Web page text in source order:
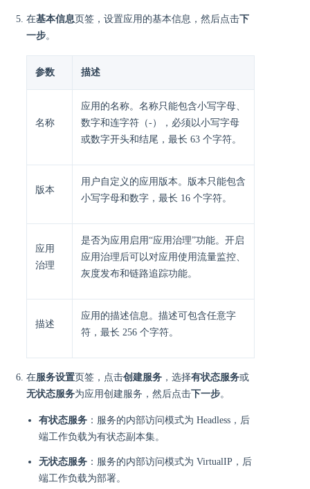
在基本信息页签，设置应用的基本信息，然后点击下
一步。
参数 描述
名称
应用的名称。名称只能包含小写字母、
数字和连字符（-），必须以小写字母
或数字开头和结尾，最长 63 个字符。
版本
用户自定义的应用版本。版本只能包含
小写字母和数字，最长 16 个字符。
应用
治理
是否为应用启用“应用治理”功能。开启
应用治理后可以对应用使用流量监控、
灰度发布和链路追踪功能。
描述
应用的描述信息。描述可包含任意字
符，最长 256 个字符。
在服务设置页签，点击创建服务 ，选择有状态服务或
无状态服务为应用创建服务，然后点击下一步。
有状态服务 ：服务的内部访问模式为 Headless，后
端工作负载为有状态副本集。
无状态服务 ：服务的内部访问模式为 VirtualIP，后
端工作负载为部署。